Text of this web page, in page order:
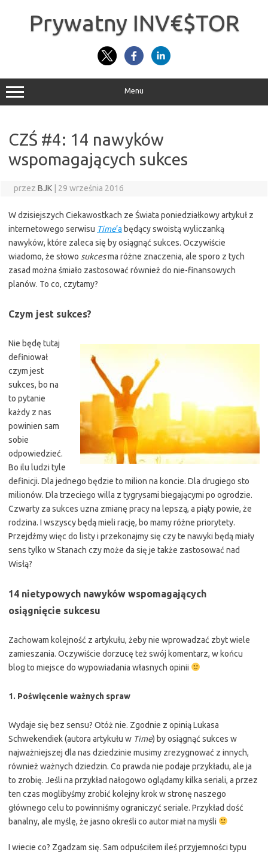
Prywatny INV€$TOR
Menu
CZŚ #4: 14 nawyków
wspomagających sukces
przez BJK 29 września 2016
W dzisiejszych Ciekawostkach ze Świata poniedziałkowy artykuł z
internetowego serwisu Time’a będący swoistą wyliczanką
nawyków, które zaleca się by osiągnąć sukces. Oczywiście
wiadomo, że słowo sukcesma różne znaczenia, ale sporo z tych
zasad można śmiało zastosować również do nie-finansowych
planów. To co, czytamy?
Czym jest sukces?
Nie będę tutaj
definiował
czym jest
sukces, bo na
to pytanie
każdy z nas
powinien sam
sobie
odpowiedzieć.
Bo ilu ludzi tyle
definicji. Dla jednego będzie to milion na koncie. Dla drugiego sto
milionów. Dla trzeciego willa z tygrysami biegającymi po ogrodzie.
Czwarty za sukces uzna zmianę pracy na lepszą, a piąty powie, że
rodzina. I wszyscy będą mieli rację, bo mamy różne priorytety.
Przejdźmy więc do listy i przekonajmy się czy te nawyki będą miały
sens tylko w Stanach czy może da się je także zastosować nad
Wisłą?
14 nietypowych nawyków wspomagających
osiągnięcie sukcesu
Zachowam kolejność z artykułu, żeby nie wprowadzać zbyt wiele
zamieszania. Oczywiście dorzucę też swój komentarz, w końcu
blog to miejsce do wypowiadania własnych opinii
1. Poświęcenie ważnych spraw
Wydaje się bez sensu? Otóż nie. Zgodnie z opinią Lukasa
Schwekendiek (autora artykułu w Time) by osiągnąć sukces w
najważniejszej dla nas dziedzinie musimy zrezygnować z innych,
również ważnych dziedzin. Co prawda nie podaje przykładu, ale ja
to zrobię. Jeśli na przykład nałogowo oglądamy kilka seriali, a przez
ten czas moglibyśmy zrobić kolejny krok w stronę naszego
głównego celu to powinniśmy ograniczyć seriale. Przykład dość
banalny, ale myślę, że jasno określi co autor miał na myśli
I wiecie co? Zgadzam się. Sam odpuściłem ileś przyjemności typu